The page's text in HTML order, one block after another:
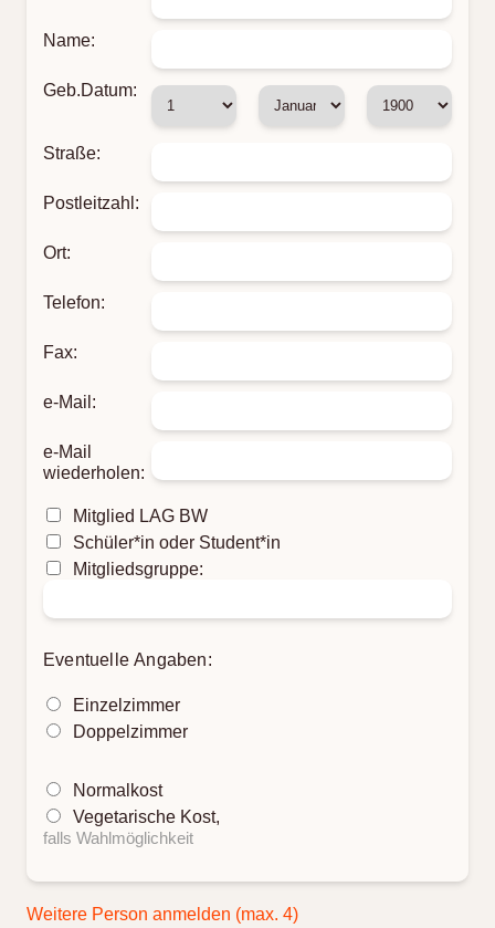
Name:
Geb.Datum:
Straße:
Postleitzahl:
Ort:
Telefon:
Fax:
e-Mail:
e-Mail
wiederholen:
Mitglied LAG BW
Schüler*in oder Student*in
Mitgliedsgruppe:
Eventuelle Angaben:
Einzelzimmer
Doppelzimmer
Normalkost
Vegetarische Kost,
falls Wahlmöglichkeit
Weitere Person anmelden (max. 4)